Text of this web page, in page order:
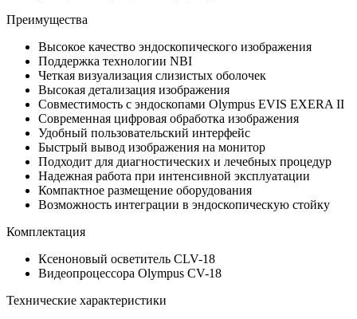
Преимущества
Высокое качество эндоскопического изображения
Поддержка технологии NBI
Четкая визуализация слизистых оболочек
Высокая детализация изображения
Совместимость с эндоскопами Olympus EVIS EXERA II
Современная цифровая обработка изображения
Удобный пользовательский интерфейс
Быстрый вывод изображения на монитор
Подходит для диагностических и лечебных процедур
Надежная работа при интенсивной эксплуатации
Компактное размещение оборудования
Возможность интеграции в эндоскопическую стойку
Комплектация
Ксеноновый осветитель CLV-18
Видеопроцессора Olympus CV-18
Технические характеристики​